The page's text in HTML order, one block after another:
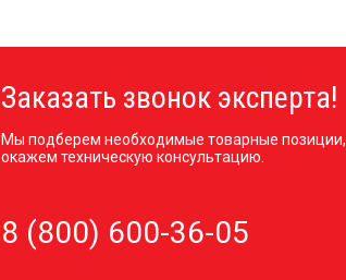
Заказать звонок эксперта!
Мы подберем необходимые товарные позиции,
окажем техническую консультацию.
8 (800) 600-36-05